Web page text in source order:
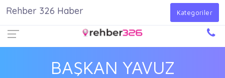
Giriş Yap
BAŞKAN YAVUZ
Rehber 326 Haber Kategoriler